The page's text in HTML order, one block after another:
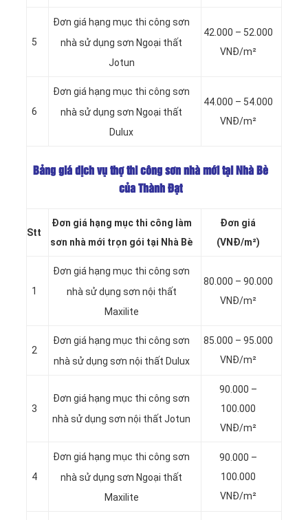
5
Đơn giá hạng mục thi công sơn
nhà sử dụng sơn Ngoại thất
Jotun
42.000 – 52.000
VNĐ/m²
6
Đơn giá hạng mục thi công sơn
nhà sử dụng sơn Ngoại thất
Dulux
44.000 – 54.000
VNĐ/m²
Bảng giá dịch vụ thợ thi công sơn nhà mới tại Nhà Bè
của Thành Đạt
Stt
Đơn giá hạng mục thi công làm
sơn nhà mới trọn gói tại Nhà Bè
Đơn giá
(VNĐ/m²)
1
Đơn giá hạng mục thi công sơn
nhà sử dụng sơn nội thất
Maxilite
80.000 – 90.000
VNĐ/m²
2
Đơn giá hạng mục thi công sơn
nhà sử dụng sơn nội thất Dulux
85.000 – 95.000
VNĐ/m²
3
Đơn giá hạng mục thi công sơn
nhà sử dụng sơn nội thất Jotun
90.000 –
100.000
VNĐ/m²
4
Đơn giá hạng mục thi công sơn
nhà sử dụng sơn Ngoại thất
Maxilite
90.000 –
100.000
VNĐ/m²